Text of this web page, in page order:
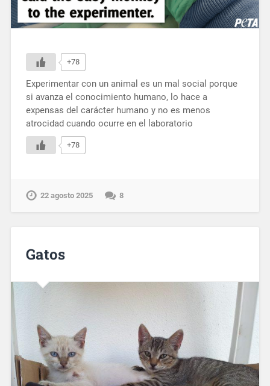
+78
Experimentar con un animal es un mal social porque
si avanza el conocimiento humano, lo hace a
expensas del carácter humano y no es menos
atrocidad cuando ocurre en el laboratorio
+78
22 agosto 2025 8
Gatos